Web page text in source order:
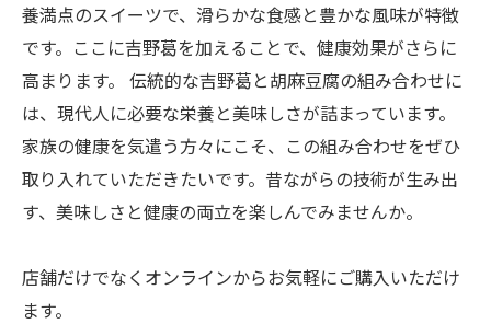
養満点のスイーツで、滑らかな食感と豊かな風味が特徴
です。ここに吉野葛を加えることで、健康効果がさらに
高まります。 伝統的な吉野葛と胡麻豆腐の組み合わせに
は、現代人に必要な栄養と美味しさが詰まっています。
家族の健康を気遣う方々にこそ、この組み合わせをぜひ
取り入れていただきたいです。昔ながらの技術が生み出
す、美味しさと健康の両立を楽しんでみませんか。
店舗だけでなくオンラインからお気軽にご購入いただけ
ます。